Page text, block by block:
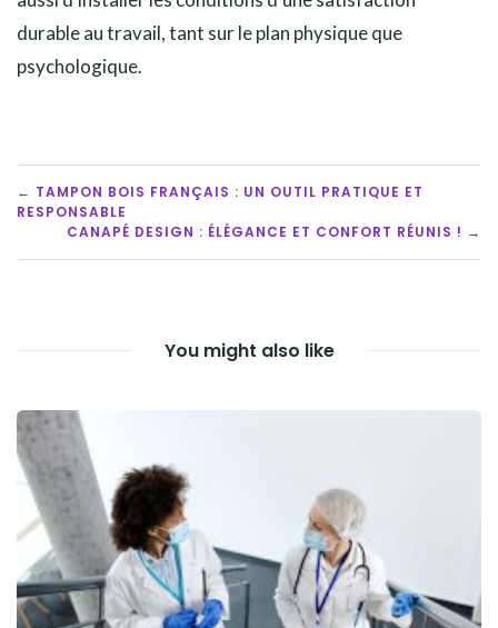
durable au travail, tant sur le plan physique que
psychologique.
POST
NAVIGATION
← TAMPON BOIS FRANÇAIS : UN OUTIL PRATIQUE ET
RESPONSABLE
CANAPÉ DESIGN : ÉLÉGANCE ET CONFORT RÉUNIS ! →
You might also like